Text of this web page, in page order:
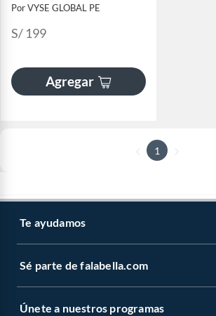
Por VYSE GLOBAL PE
S/ 199
Agregar
1
Te ayudamos
Sé parte de falabella.com
Únete a nuestros programas